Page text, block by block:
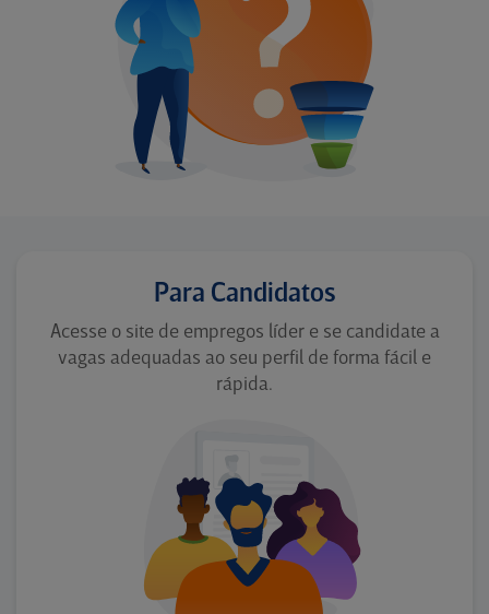
Para Candidatos
Acesse o site de empregos líder e se candidate a
vagas adequadas ao seu perfil de forma fácil e
rápida.